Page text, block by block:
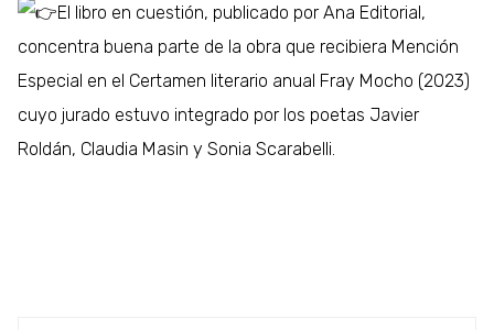
El libro en cuestión, publicado por Ana Editorial,
concentra buena parte de la obra que recibiera Mención
Especial en el Certamen literario anual Fray Mocho (2023)
cuyo jurado estuvo integrado por los poetas Javier
Roldán, Claudia Masin y Sonia Scarabelli.